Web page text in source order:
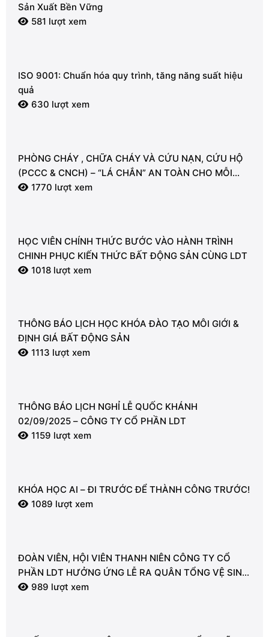
Sản Xuất Bền Vững
581 lượt xem
ISO 9001: Chuẩn hóa quy trình, tăng năng suất hiệu
quả
630 lượt xem
PHÒNG CHÁY , CHỮA CHÁY VÀ CỨU NẠN, CỨU HỘ
(PCCC & CNCH) – “LÁ CHẮN” AN TOÀN CHO MỖI
NGƯỜI
1770 lượt xem
HỌC VIÊN CHÍNH THỨC BƯỚC VÀO HÀNH TRÌNH
CHINH PHỤC KIẾN THỨC BẤT ĐỘNG SẢN CÙNG LDT
1018 lượt xem
THÔNG BÁO LỊCH HỌC KHÓA ĐÀO TẠO MÔI GIỚI &
ĐỊNH GIÁ BẤT ĐỘNG SẢN
1113 lượt xem
THÔNG BÁO LỊCH NGHỈ LỄ QUỐC KHÁNH
02/09/2025 – CÔNG TY CỔ PHẦN LDT
1159 lượt xem
KHÓA HỌC AI – ĐI TRƯỚC ĐỂ THÀNH CÔNG TRƯỚC!
1089 lượt xem
ĐOÀN VIÊN, HỘI VIÊN THANH NIÊN CÔNG TY CỔ
PHẦN LDT HƯỞNG ỨNG LỄ RA QUÂN TỔNG VỆ SINH
MÔI TRƯỜNG
989 lượt xem